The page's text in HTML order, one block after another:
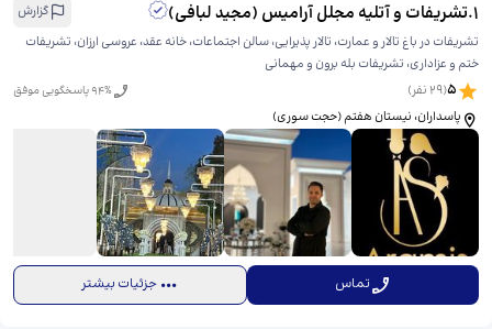
1
.تشریفات و آتلیه مجلل آرامیس (مجید لبافی)
گزارش
تشریفات در باغ تالار و عمارت، تالار پذیرایی، سالن اجتماعات، خانه عقد، عروسی ارزان، تشریفات
ختم و عزاداری، تشریفات بله برون و مهمانی
5
(
29نفر) 94% پاسخگویی موفق
پاسداران، نیستان هفتم (حجت سوری)
تماس جزئیات بیشتر